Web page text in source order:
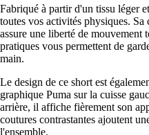
Fabriqué à partir d'un tissu léger
toutes vos activités physiques.
assure une liberté de mouvement
pratiques vous permettent de
main.
Le design de ce short est
graphique Puma sur la cuisse
arrière, il affiche fièrement son
coutures contrastantes ajoutent
l'ensemble.